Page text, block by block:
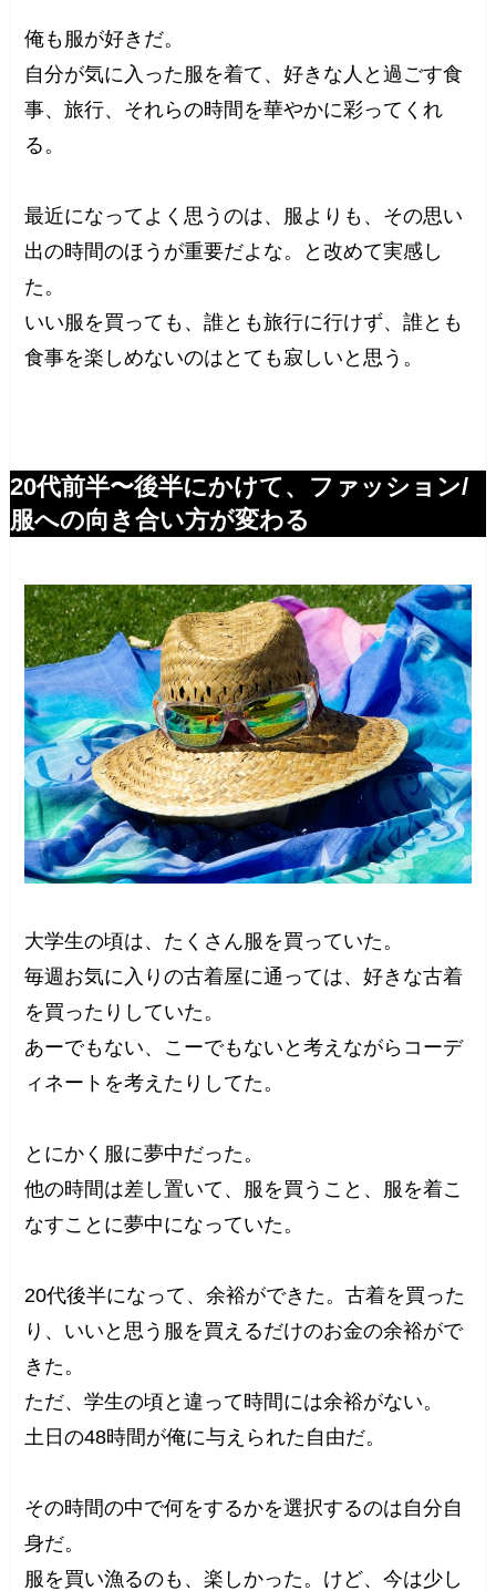
俺も服が好きだ。
自分が気に入った服を着て、好きな人と過ごす食
事、旅行、それらの時間を華やかに彩ってくれ
る。
最近になってよく思うのは、服よりも、その思い
出の時間のほうが重要だよな。と改めて実感し
た。
いい服を買っても、誰とも旅行に行けず、誰とも
食事を楽しめないのはとても寂しいと思う。
20代前半〜後半にかけて、ファッション/
服への向き合い方が変わる
大学生の頃は、たくさん服を買っていた。
毎週お気に入りの古着屋に通っては、好きな古着
を買ったりしていた。
あーでもない、こーでもないと考えながらコーデ
ィネートを考えたりしてた。
とにかく服に夢中だった。
他の時間は差し置いて、服を買うこと、服を着こ
なすことに夢中になっていた。
20代後半になって、余裕ができた。古着を買った
り、いいと思う服を買えるだけのお金の余裕がで
きた。
ただ、学生の頃と違って時間には余裕がない。
土日の48時間が俺に与えられた自由だ。
その時間の中で何をするかを選択するのは自分自
身だ。
服を買い漁るのも、楽しかった。けど、今は少し